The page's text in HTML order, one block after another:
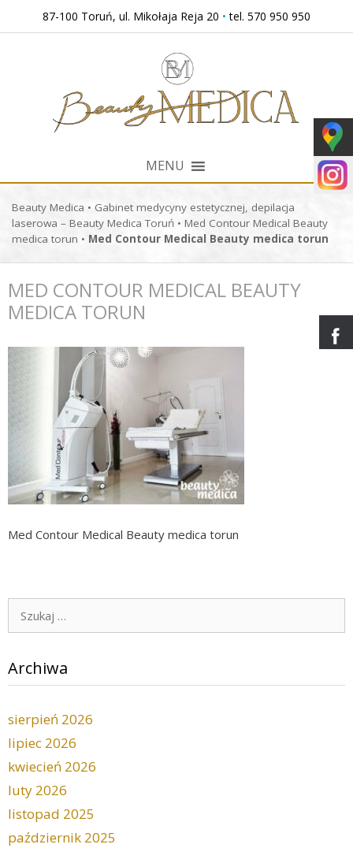
87-100 Toruń, ul. Mikołaja Reja 20 • tel. 570 950 950
MENU
Beauty Medica • Gabinet medycyny estetycznej, depilacja
laserowa – Beauty Medica Toruń • Med Contour Medical Beauty
medica torun • Med Contour Medical Beauty medica torun
MED CONTOUR MEDICAL BEAUTY
MEDICA TORUN
Med Contour Medical Beauty medica torun
Szukaj:
Archiwa
sierpień 2026
lipiec 2026
kwiecień 2026
luty 2026
listopad 2025
październik 2025